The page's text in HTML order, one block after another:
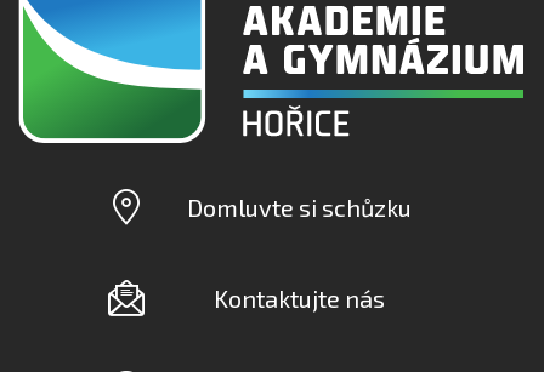
Domluvte si schůzku
Kontaktujte nás